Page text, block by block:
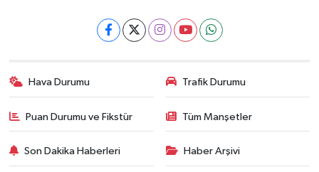
Hava Durumu Trafik Durumu
Puan Durumu ve Fikstür Tüm Manşetler
Son Dakika Haberleri Haber Arşivi